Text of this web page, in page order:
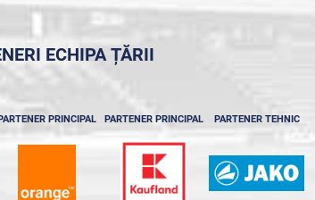
ECHIPA ȚĂRII
PRINCIPAL PARTENER PRINCIPAL PARTENER TEHNIC